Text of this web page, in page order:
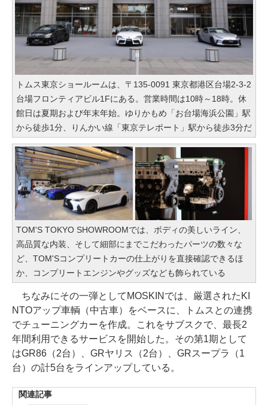
トムス東京ショールームは、〒135-0091 東京都港区台場2-3-2
台場フロンティアビル1Fにある。営業時間は10時～18時。休
館日は夏期および年末年始。ゆりかもめ「お台場海浜公園」駅
から徒歩1分、りんかい線「東京テレポート」駅から徒歩3分だ
TOM'S TOKYO SHOWROOMでは、ボディの美しいライン、
高品質な内装、そして細部にまでこだわったパーツの数々な
ど、TOM'Sコンプリートカーの仕上がりを直接確認できるほ
か、コンプリートエンジンやグッズなども飾られている
ちなみにその一弾としてMOSKINでは、厳選されたKI
NTOアップ車輌（中古車）をベースに、トムスとの連携
でチューニングカーを作成。これをサブスクで、最長2
年間利用できるサービスを開始した。その第1期として
はGR86（2台）、GRヤリス（2台）、GRスープラ（1
台）の計5台をラインアップしている。
関連記事